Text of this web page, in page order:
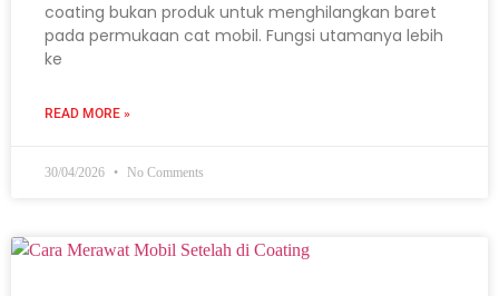
coating bukan produk untuk menghilangkan baret
pada permukaan cat mobil. Fungsi utamanya lebih
ke
READ MORE »
30/04/2026 No Comments